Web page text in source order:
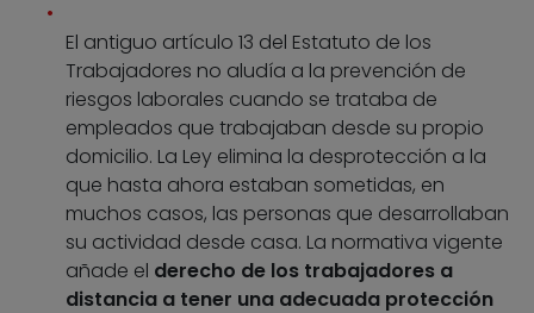
El antiguo artículo 13 del Estatuto de los
Trabajadores no aludía a la prevención de
riesgos laborales cuando se trataba de
empleados que trabajaban desde su propio
domicilio. La Ley elimina la desprotección a la
que hasta ahora estaban sometidas, en
muchos casos, las personas que desarrollaban
su actividad desde casa. La normativa vigente
añade el derecho de los trabajadores a
distancia a tener una adecuada protección